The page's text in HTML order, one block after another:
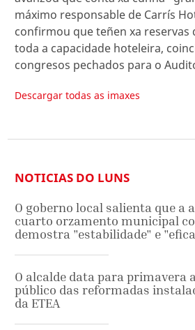
máximo responsable de Carrís
confirmou que teñen xa reservas
toda a capacidade hoteleira,
congresos pechados para o
Descargar todas as imaxes
NOTICIAS DO LUNS
O goberno local salienta que a
cuarto orzamento municipal
demostra "estabilidade" e
O alcalde data para primavera
público das reformadas
da ETEA